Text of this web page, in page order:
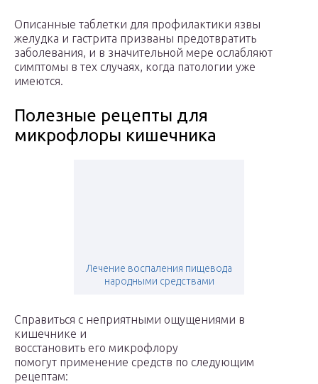
Описанные таблетки для профилактики язвы
желудка и гастрита призваны предотвратить
заболевания, и в значительной мере ослабляют
симптомы в тех случаях, когда патологии уже
имеются.
Полезные рецепты для
микрофлоры кишечника
Лечение воспаления пищевода
народными средствами
Справиться с неприятными ощущениями в
кишечнике и
восстановить его микрофлору
помогут применение средств по следующим
рецептам: